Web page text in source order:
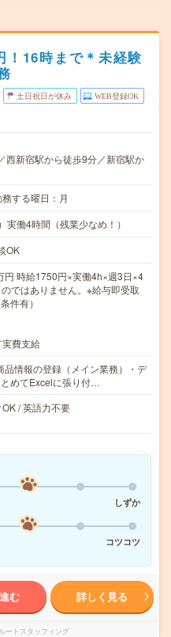
！16時まで＊未経験
土日祝日が休み WEB登録OK
西新宿駅から徒歩9分／新宿駅か
する曜日：月
働4時間（残業少なめ！）
OK
時給1750円×実働4h×週3日×4
ではありません。※給与即受取
件有）
費支給
品情報の登録（メイン業務）・デ
めてExcelに張り付…
/ 英語力不要
しずか
コツコツ
む 詳しく見る
ートスタッフィング